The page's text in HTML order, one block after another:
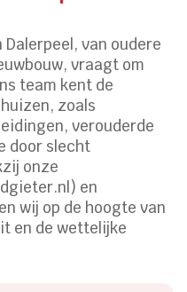
van oudere
vraagt om
team kent de
zoals
verouderde
door slecht
onze
en
wij op de hoogte van
en de wettelijke